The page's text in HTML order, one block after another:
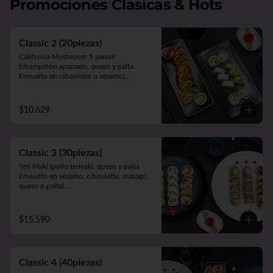
Acevichado (camarón apanado y palta.
5 Gyozas de cerdo o verduras.
Promociones Clasicas & Hots
Classic 2 (20piezas)
California Mushroom 5 piezas
(champiñón apanado, queso y palta.
Envuelto en ciboulette o sésamo).
Panko Katsu 10 piezas (pollo apanado,
queso y cebollín. Frito en panko).
$10.629
Classic 3 (30piezas)
Teri Maki (pollo teriyaki, queso y palta.
Envuelto en sésamo, ciboulette, masago,
queso o palta).
Panko Mushroom (champiñón apanado,
queso, cebollín. Frito en panko).
$15.590
Classic 4 (40piezas)